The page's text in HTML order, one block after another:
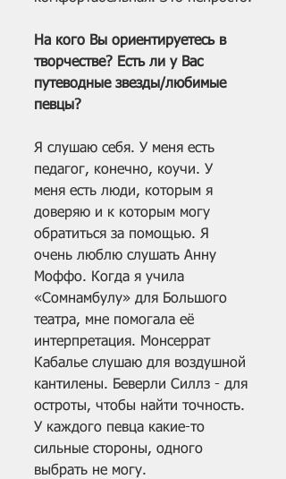
На кого Вы ориентируетесь в
творчестве? Есть ли у Вас
путеводные звезды/любимые
певцы?
Я слушаю себя. У меня есть
педагог, конечно, коучи. У
меня есть люди, которым я
доверяю и к которым могу
обратиться за помощью. Я
очень люблю слушать Анну
Моффо. Когда я учила
«Сомнамбулу» для Большого
театра, мне помогала её
интерпретация. Монсеррат
Кабалье слушаю для воздушной
кантилены. Беверли Силлз - для
остроты, чтобы найти точность.
У каждого певца какие-то
сильные стороны, одного
выбрать не могу.